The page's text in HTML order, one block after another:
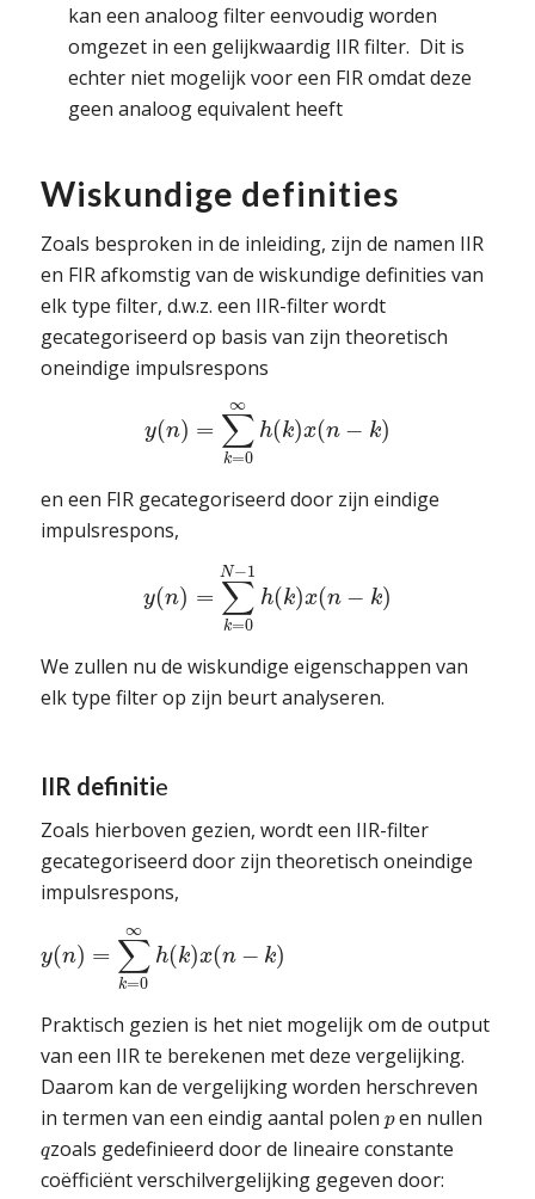
kan een analoog filter eenvoudig worden
omgezet in een gelijkwaardig IIR filter. Dit is
echter niet mogelijk voor een FIR omdat deze
geen analoog equivalent heeft
Wiskundige definities
Zoals besproken in de inleiding, zijn de namen IIR
en FIR afkomstig van de wiskundige definities van
elk type filter, d.w.z. een IIR-filter wordt
gecategoriseerd op basis van zijn theoretisch
oneindige impulsrespons
y(n) = ∑
k=0
∞
h(k)x(n − k)
en een FIR gecategoriseerd door zijn eindige
impulsrespons,
y(n) = ∑
k=0
N−1
h(k)x(n − k)
We zullen nu de wiskundige eigenschappen van
elk type filter op zijn beurt analyseren.
IIR definitie
Zoals hierboven gezien, wordt een IIR-filter
gecategoriseerd door zijn theoretisch oneindige
impulsrespons,
y(n) = ∑
k=0
∞
h(k)x(n − k)
Praktisch gezien is het niet mogelijk om de output
van een IIR te berekenen met deze vergelijking.
Daarom kan de vergelijking worden herschreven
in termen van een eindig aantal polen pen nullen
qzoals gedefinieerd door de lineaire constante
coëfficiënt verschilvergelijking gegeven door: